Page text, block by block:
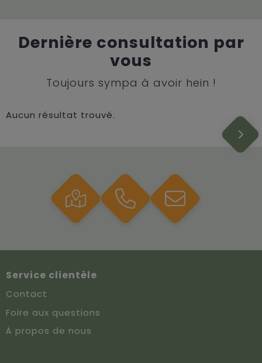
Dernière consultation par
vous
Toujours sympa à avoir hein !
Aucun résultat trouvé.
Service clientèle
Contact
Foire aux questions
À propos de nous